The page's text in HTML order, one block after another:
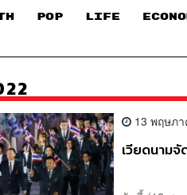
POP LIFE
13 พฤษภ
เวียดนามจั